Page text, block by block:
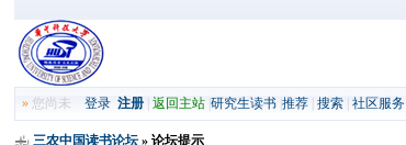
» 您尚未登录 注册 |返回主站 |研究生读书 |推荐 |搜索 |社区服务
三农中国读书论坛 » 论坛提示